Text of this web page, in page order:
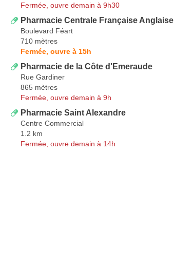
Fermée, ouvre demain à 9h30
Pharmacie Centrale Française Anglaise
Boulevard Féart
710 mètres
Fermée, ouvre à 15h
Pharmacie de la Côte d'Emeraude
Rue Gardiner
865 mètres
Fermée, ouvre demain à 9h
Pharmacie Saint Alexandre
Centre Commercial
1.2 km
Fermée, ouvre demain à 14h